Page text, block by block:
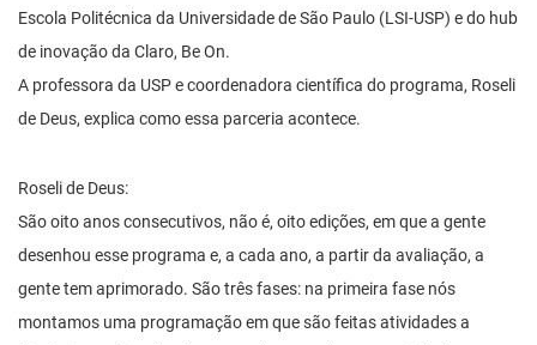
Escola Politécnica da Universidade de São Paulo (LSI-USP) e do hub
de inovação da Claro, Be On.
A professora da USP e coordenadora científica do programa, Roseli
de Deus, explica como essa parceria acontece.
Roseli de Deus:
São oito anos consecutivos, não é, oito edições, em que a gente
desenhou esse programa e, a cada ano, a partir da avaliação, a
gente tem aprimorado. São três fases: na primeira fase nós
montamos uma programação em que são feitas atividades a